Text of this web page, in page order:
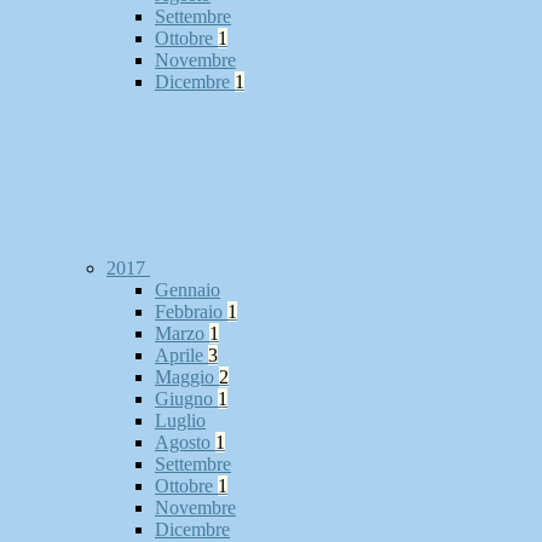
Settembre
Ottobre 1
Novembre
Dicembre 1
2017
Gennaio
Febbraio 1
Marzo 1
Aprile 3
Maggio 2
Giugno 1
Luglio
Agosto 1
Settembre
Ottobre 1
Novembre
Dicembre